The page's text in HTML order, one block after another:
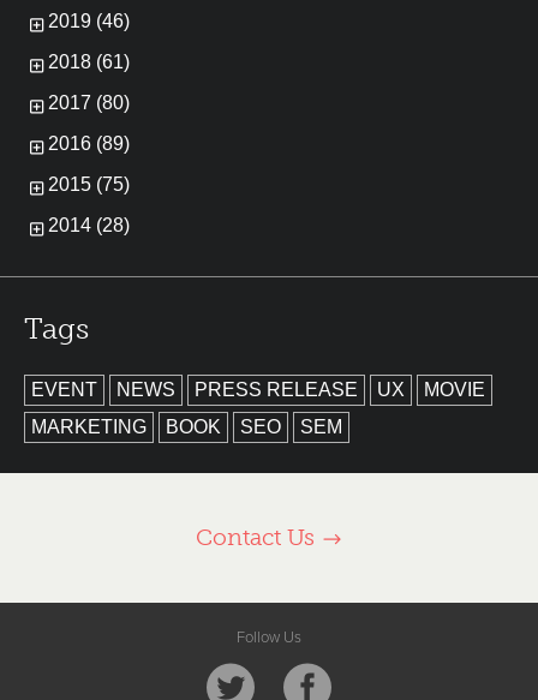
2019 (46)
2018 (61)
2017 (80)
2016 (89)
2015 (75)
2014 (28)
Tags
EVENT NEWS PRESS RELEASE UX
MOVIE
MARKETING
BOOK SEO SEM
Contact Us
Follow Us